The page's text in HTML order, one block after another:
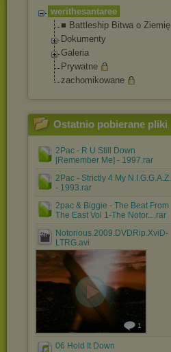
werithesantaree
■ Battleship Bitwa o Ziemię
Dokumenty
Galeria
Prywatne
zachomikowane
Ostatnio pobierane pliki
2Pac - R U Still Down
[Remember Me] - 1997.rar
2Pac - Strictly 4 My N.I.G.G.A.Z.
- 1993.rar
2pac & Biggie - The Beat From
The East Vol 1-The Notor....rar
Notorious.2009.DVDRip.XviD-
LTRG.avi
1
06 Hold It Down